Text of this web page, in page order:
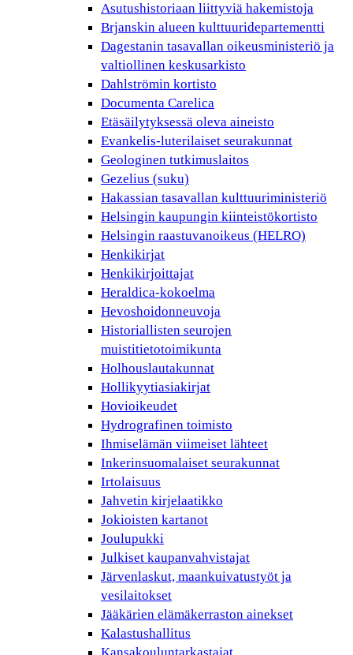
Asutushistoriaan liittyviä hakemistoja
Brjanskin alueen kulttuuridepartementti
Dagestanin tasavallan oikeusministeriö ja
valtiollinen keskusarkisto
Dahlströmin kortisto
Documenta Carelica
Etäsäilytyksessä oleva aineisto
Evankelis-luterilaiset seurakunnat
Geologinen tutkimuslaitos
Gezelius (suku)
Hakassian tasavallan kulttuuriministeriö
Helsingin kaupungin kiinteistökortisto
Helsingin raastuvanoikeus (HELRO)
Henkikirjat
Henkikirjoittajat
Heraldica-kokoelma
Hevoshoidonneuvoja
Historiallisten seurojen
muistitietotoimikunta
Holhouslautakunnat
Hollikyytiasiakirjat
Hovioikeudet
Hydrografinen toimisto
Ihmiselämän viimeiset lähteet
Inkerinsuomalaiset seurakunnat
Irtolaisuus
Jahvetin kirjelaatikko
Jokioisten kartanot
Joulupukki
Julkiset kaupanvahvistajat
Järvenlaskut, maankuivatustyöt ja
vesilaitokset
Jääkärien elämäkerraston ainekset
Kalastushallitus